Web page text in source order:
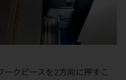
クピースを2方向に押すこ